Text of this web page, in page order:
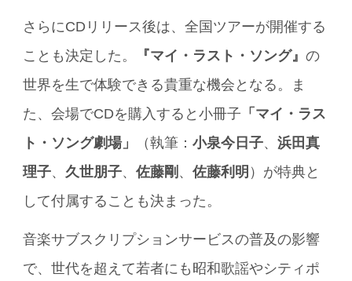
さらにCDリリース後は、全国ツアーが開催する
ことも決定した。
『マイ・ラスト・ソング』の
世界を生で体験できる貴重な機会となる。ま
た、会場でCDを購入すると小冊子 「マイ・ラス
ト・ソング劇場」
（執筆：小泉今日子、浜田真
理子、 久世朋子、佐藤剛 、佐藤利明 ）が特典と
して付属することも決まった。
音楽サブスクリプションサービスの普及の影響
で、世代を超えて若者にも昭和歌謡やシティポ